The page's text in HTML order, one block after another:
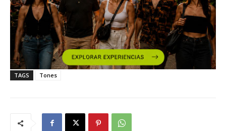
TAGS Tones